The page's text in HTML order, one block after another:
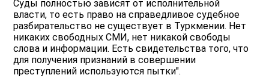
Суды полностью зависят от исполнительной
власти, то есть право на справедливое судебное
разбирательство не существует в Туркмении. Нет
никаких свободных СМИ, нет никакой свободы
слова и информации. Есть свидетельства того, что
для получения признаний в совершении
преступлений используются пытки".